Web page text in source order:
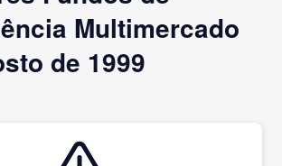
Multimercado
de 1999